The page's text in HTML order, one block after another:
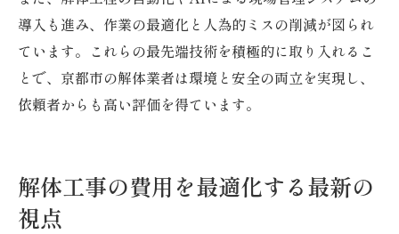
導入も進み、作業の最適化と人為的ミスの削減が図られ
ています。これらの最先端技術を積極的に取り入れるこ
とで、京都市の解体業者は環境と安全の両立を実現し、
依頼者からも高い評価を得ています。
解体工事の費用を最適化する最新の
視点